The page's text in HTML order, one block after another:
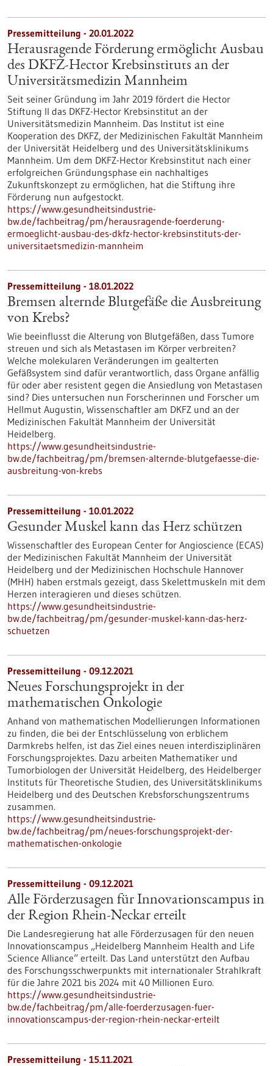
Pressemitteilung - 20.01.2022
Herausragende Förderung ermöglicht Ausbau
des DKFZ-Hector Krebsinstituts an der
Universitätsmedizin Mannheim
Seit seiner Gründung im Jahr 2019 fördert die Hector
Stiftung II das DKFZ-Hector Krebsinstitut an der
Universitätsmedizin Mannheim. Das Institut ist eine
Kooperation des DKFZ, der Medizinischen Fakultät Mannheim
der Universität Heidelberg und des Universitätsklinikums
Mannheim. Um dem DKFZ-Hector Krebsinstitut nach einer
erfolgreichen Gründungsphase ein nachhaltiges
Zukunftskonzept zu ermöglichen, hat die Stiftung ihre
Förderung nun aufgestockt.
https://www.gesundheitsindustrie-
bw.de/fachbeitrag/pm/herausragende-foerderung-
ermoeglicht-ausbau-des-dkfz-hector-krebsinstituts-der-
universitaetsmedizin-mannheim
Pressemitteilung - 18.01.2022
Bremsen alternde Blutgefäße die Ausbreitung
von Krebs?
Wie beeinflusst die Alterung von Blutgefäßen, dass Tumore
streuen und sich als Metastasen im Körper verbreiten?
Welche molekularen Veränderungen im gealterten
Gefäßsystem sind dafür verantwortlich, dass Organe anfällig
für oder aber resistent gegen die Ansiedlung von Metastasen
sind? Dies untersuchen nun Forscherinnen und Forscher um
Hellmut Augustin, Wissenschaftler am DKFZ und an der
Medizinischen Fakultät Mannheim der Universität
Heidelberg.
https://www.gesundheitsindustrie-
bw.de/fachbeitrag/pm/bremsen-alternde-blutgefaesse-die-
ausbreitung-von-krebs
Pressemitteilung - 10.01.2022
Gesunder Muskel kann das Herz schützen
Wissenschaftler des European Center for Angioscience (ECAS)
der Medizinischen Fakultät Mannheim der Universität
Heidelberg und der Medizinischen Hochschule Hannover
(MHH) haben erstmals gezeigt, dass Skelettmuskeln mit dem
Herzen interagieren und dieses schützen.
https://www.gesundheitsindustrie-
bw.de/fachbeitrag/pm/gesunder-muskel-kann-das-herz-
schuetzen
Pressemitteilung - 09.12.2021
Neues Forschungsprojekt in der
mathematischen Onkologie
Anhand von mathematischen Modellierungen Informationen
zu finden, die bei der Entschlüsselung von erblichem
Darmkrebs helfen, ist das Ziel eines neuen interdisziplinären
Forschungsprojektes. Dazu arbeiten Mathematiker und
Tumorbiologen der Universität Heidelberg, des Heidelberger
Instituts für Theoretische Studien, des Universitätsklinikums
Heidelberg und des Deutschen Krebsforschungszentrums
zusammen.
https://www.gesundheitsindustrie-
bw.de/fachbeitrag/pm/neues-forschungsprojekt-der-
mathematischen-onkologie
Pressemitteilung - 09.12.2021
Alle Förderzusagen für Innovationscampus in
der Region Rhein-Neckar erteilt
Die Landesregierung hat alle Förderzusagen für den neuen
Innovationscampus „Heidelberg Mannheim Health and Life
Science Alliance“ erteilt. Das Land unterstützt den Aufbau
des Forschungsschwerpunkts mit internationaler Strahlkraft
für die Jahre 2021 bis 2024 mit 40 Millionen Euro.
https://www.gesundheitsindustrie-
bw.de/fachbeitrag/pm/alle-foerderzusagen-fuer-
innovationscampus-der-region-rhein-neckar-erteilt
Pressemitteilung - 15.11.2021